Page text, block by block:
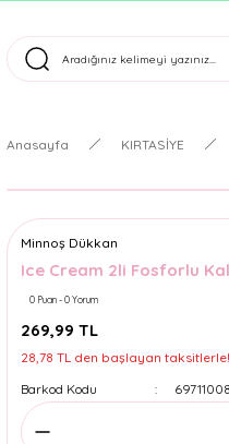
Tüm Siparişler
Anasayfa KIRTASİYE
Minnoş Dükkan
Ice Cream 2li Fosforlu
0 Puan - 0 Yorum
269,99 TL
28,78 TL den başlayan taksitlerle!
Barkod Kodu